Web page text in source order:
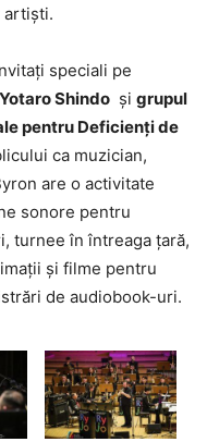
artiști.
speciali pe
Yotaro Shindo și grupul
pentru Deficienți de
ca muzician,
are o activitate
sonore pentru
turnee în întreaga țară,
și filme pentru
de audiobook-uri.